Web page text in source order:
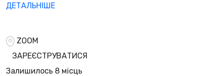
ДЕТАЛЬНІШЕ
ZOOM
ЗАРЕЄСТРУВАТИСЯ
Залишилось 8 місць